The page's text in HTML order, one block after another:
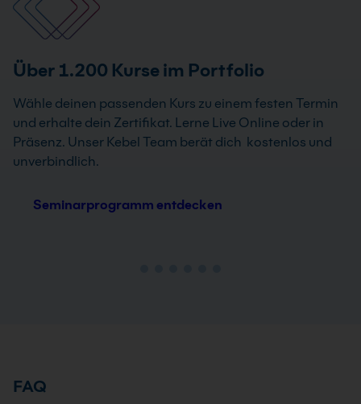
Über 1.200 Kurse im Portfolio
Wähle deinen passenden Kurs zu einem festen Termin
und erhalte dein Zertifikat. Lerne Live Online oder in
Präsenz. Unser Kebel Team berät dich kostenlos und
unverbindlich.
Seminarprogramm entdecken
FAQ